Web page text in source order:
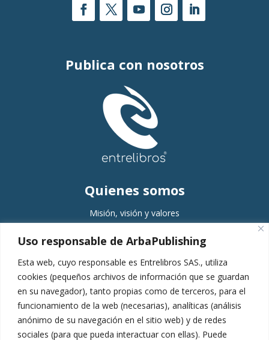
Uso responsable de ArbaPublishing
Esta web, cuyo responsable es Entrelibros SAS., utiliza
cookies (pequeños archivos de información que se guardan
en su navegador), tanto propias como de terceros, para el
funcionamiento de la web (necesarias), analíticas (análisis
anónimo de su navegación en el sitio web) y de redes
sociales (para que pueda interactuar con ellas). Puede
Publica con nosotros
Quienes somos
Misión, visión y valores
Equipo
Servicios
Planeación
Gestión
Producción